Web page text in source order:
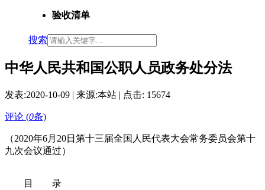
验收清单
搜索
中华人民共和国公职人员政务处分法
发表:2020-10-09 | 来源:本站 | 点击: 15674
评论 (0条)
（2020年6月20日第十三届全国人民代表大会常务委员会第十
九次会议通过）
目 录